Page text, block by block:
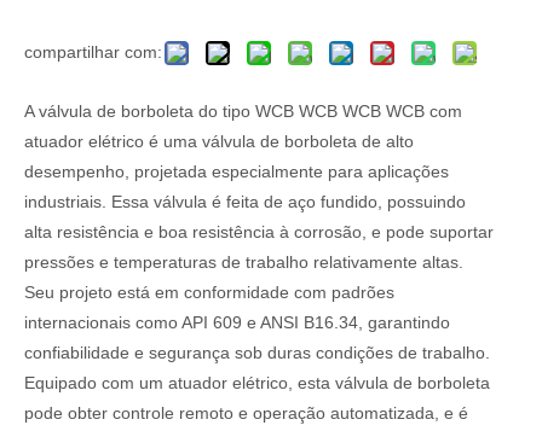
compartilhar com:
A válvula de borboleta do tipo WCB WCB WCB WCB com
atuador elétrico é uma válvula de borboleta de alto
desempenho, projetada especialmente para aplicações
industriais. Essa válvula é feita de aço fundido, possuindo
alta resistência e boa resistência à corrosão, e pode suportar
pressões e temperaturas de trabalho relativamente altas.
Seu projeto está em conformidade com padrões
internacionais como API 609 e ANSI B16.34, garantindo
confiabilidade e segurança sob duras condições de trabalho.
Equipado com um atuador elétrico, esta válvula de borboleta
pode obter controle remoto e operação automatizada, e é